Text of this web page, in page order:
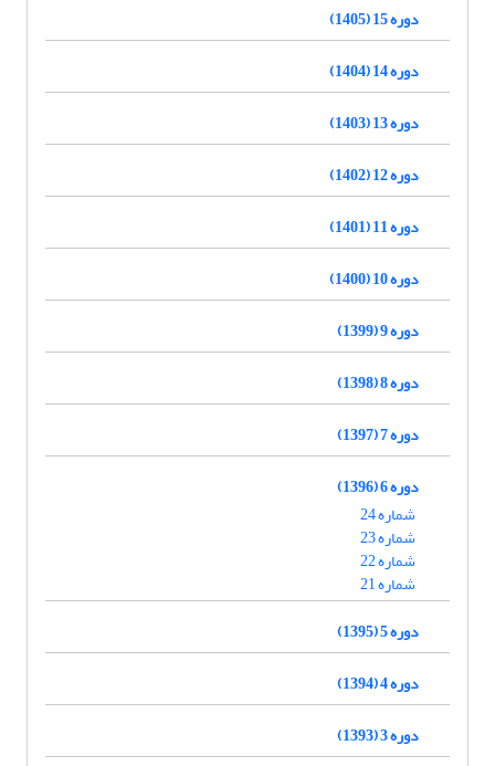
دوره 15 (1405)
دوره 14 (1404)
دوره 13 (1403)
دوره 12 (1402)
دوره 11 (1401)
دوره 10 (1400)
دوره 9 (1399)
دوره 8 (1398)
دوره 7 (1397)
دوره 6 (1396)
شماره 24
شماره 23
شماره 22
شماره 21
دوره 5 (1395)
دوره 4 (1394)
دوره 3 (1393)